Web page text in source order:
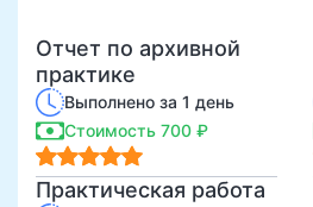
Отчет по архивной
практике
Выполнено за 1 день
Стоимость 700 ₽
Практическая работа